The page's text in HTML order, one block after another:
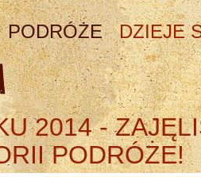
PODRÓŻE
DZIEJE
2014 -
PODRÓŻE!